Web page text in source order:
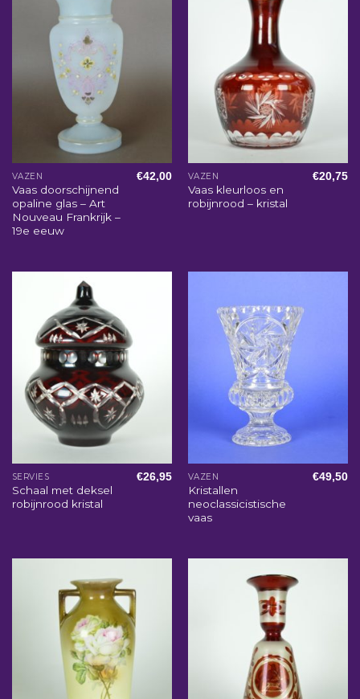
VAZEN
Vaas doorschijnend
opaline glas – Art
Nouveau Frankrijk –
19e eeuw
€42,00 VAZEN
Vaas kleurloos en
robijnrood – kristal
€20,75
SERVIES
Schaal met deksel
robijnrood kristal
€26,95 VAZEN
Kristallen
neoclassicistische
vaas
€49,50